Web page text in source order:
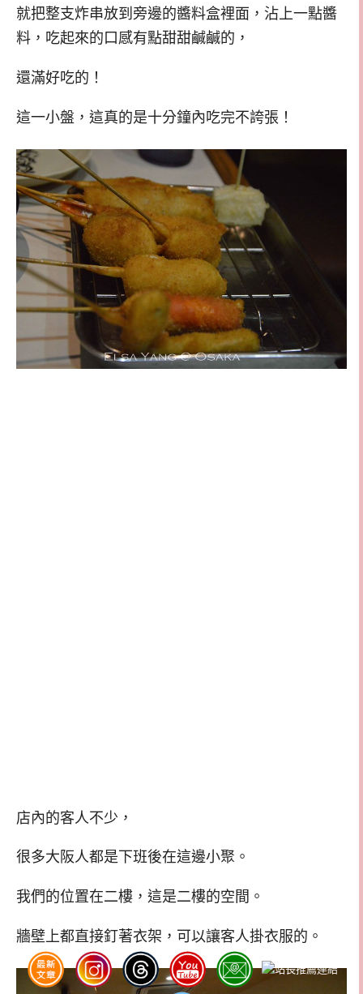
就把整支炸串放到旁邊的醬料盒裡面，沾上一點醬
料，吃起來的口感有點甜甜鹹鹹的，
還滿好吃的！
這一小盤，這真的是十分鐘內吃完不誇張！
店內的客人不少，
很多大阪人都是下班後在這邊小聚。
我們的位置在二樓，這是二樓的空間。
牆壁上都直接釘著衣架，可以讓客人掛衣服的。